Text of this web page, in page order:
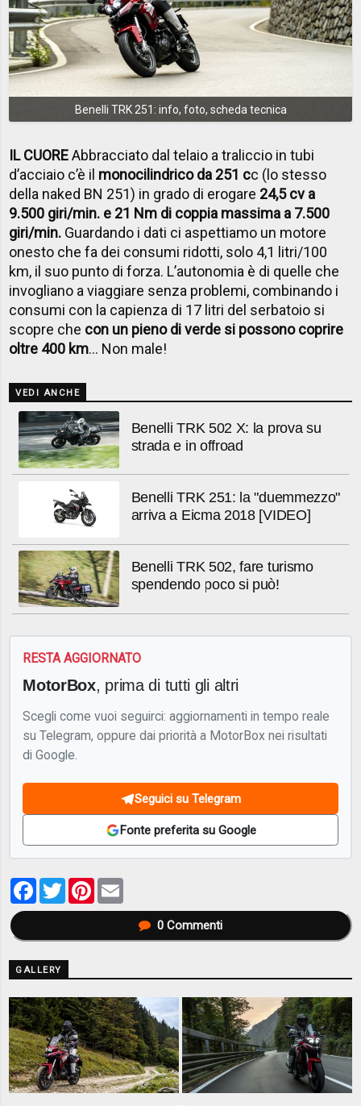
Benelli TRK 251: info, foto, scheda tecnica
IL CUOREAbbracciato dal telaio a traliccio in tubi
d’acciaio c’è il monocilindrico da 251 cc (lo stesso
della naked BN 251) in grado di erogare 24,5 cv a
9.500 giri/min. e 21 Nm di coppia massima a 7.500
giri/min. Guardando i dati ci aspettiamo un motore
onesto che fa dei consumi ridotti, solo 4,1 litri/100
km, il suo punto di forza. L’autonomia è di quelle che
invogliano a viaggiare senza problemi, combinando i
consumi con la capienza di 17 litri del serbatoio si
scopre che con un pieno di verde si possono coprire
oltre 400 km… Non male!
VEDI ANCHE
Benelli TRK 502 X: la prova su
strada e in offroad
Benelli TRK 251: la "duemmezzo"
arriva a Eicma 2018 [VIDEO]
Benelli TRK 502, fare turismo
spendendo poco si può!
RESTA AGGIORNATO
MotorBox, prima di tutti gli altri
Scegli come vuoi seguirci: aggiornamenti in tempo reale
su Telegram, oppure dai priorità a MotorBox nei risultati
di Google.
Seguici su Telegram
Fonte preferita su Google
Facebook
TwitterPinterest
0Commenti
GALLERY